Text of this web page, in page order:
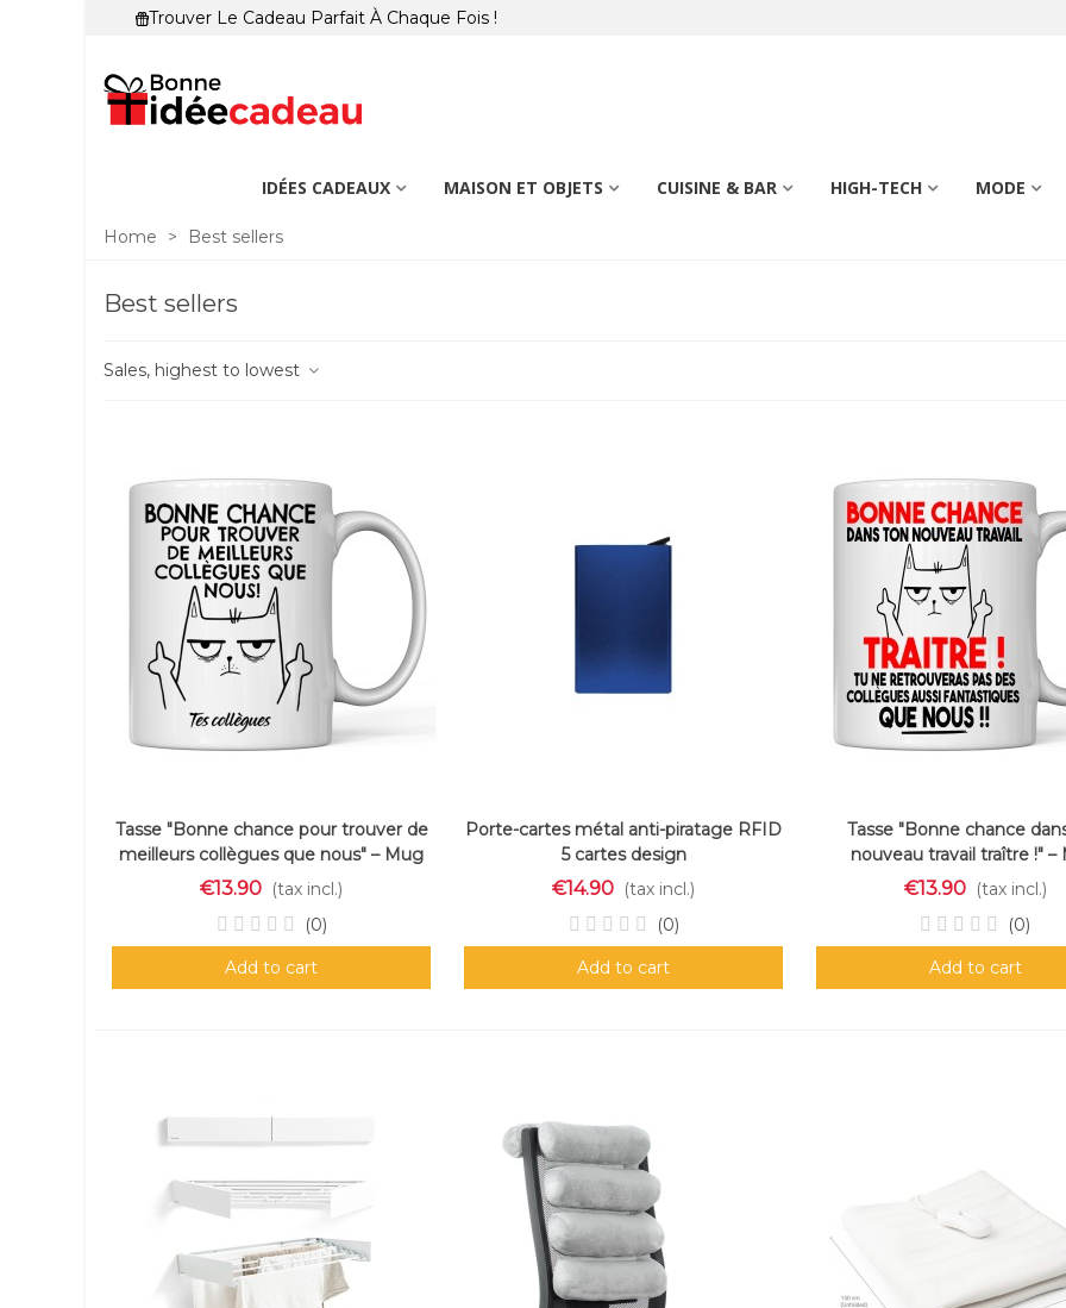
Trouver Le Cadeau Parfait À Chaque Fois !
IDÉES CADEAUX MAISON ET OBJETS CUISINE & BAR HIGH-TECH MODE
Home > Best sellers
Best sellers
Sales, highest to lowest
Tasse "Bonne chance pour trouver de
meilleurs collègues que nous" – Mug
humour départ collègue
€13.90 (tax incl.)
(0)
Add to cart
Porte-cartes métal anti-piratage RFID
5 cartes design
€14.90 (tax incl.)
(0)
Add to cart
Tasse "Bonne chance
nouveau travail traître !" –
humour collègue départ
€13.90 (tax incl.)
(0)
Add to cart